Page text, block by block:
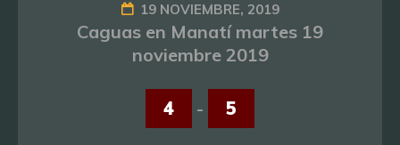
19 NOVIEMBRE, 2019
Caguas en Manatí martes 19
noviembre 2019
4 - 5